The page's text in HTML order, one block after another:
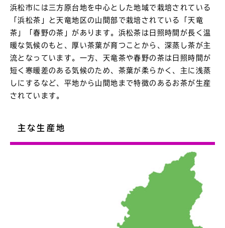
浜松市には三方原台地を中心とした地域で栽培されている
「浜松茶」と天竜地区の山間部で栽培されている「天竜
茶」「春野の茶」があります。浜松茶は日照時間が長く温
暖な気候のもと、厚い茶葉が育つことから、深蒸し茶が主
流となっています。一方、天竜茶や春野の茶は日照時間が
短く寒暖差のある気候のため、茶葉が柔らかく、主に浅蒸
しにするなど、平地から山間地まで特徴のあるお茶が生産
されています。
主な生産地